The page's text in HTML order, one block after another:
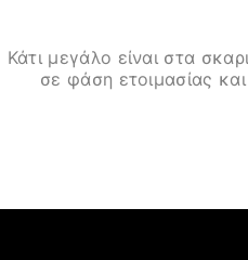
Κάτι μεγάλο είναι στα
σε φάση ετοιμασίας